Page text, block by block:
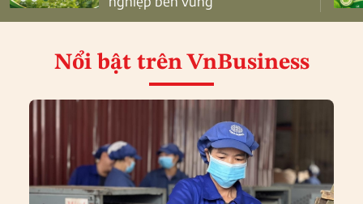
Nổi bật trên VnBusiness